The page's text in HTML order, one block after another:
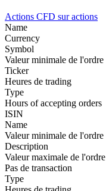
Actions CFD sur actions
Name
Currency
Symbol
Valeur minimale de l'ordre
Ticker
Heures de trading
Type
Hours of accepting orders
ISIN
Name
Valeur minimale de l'ordre
Description
Valeur maximale de l'ordre
Pas de transaction
Type